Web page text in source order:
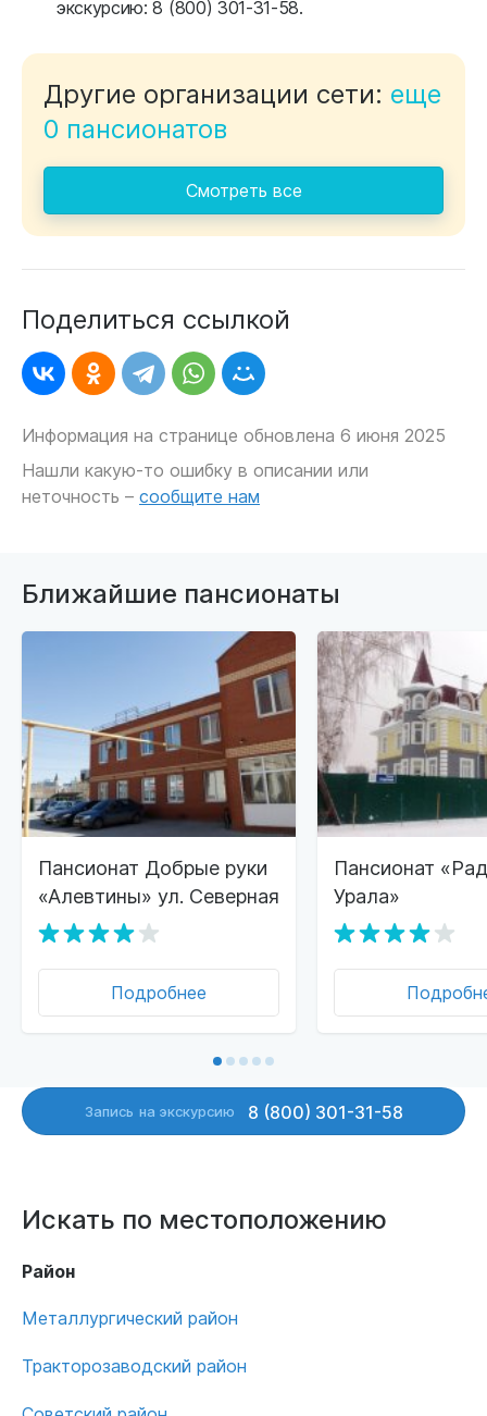
экскурсию: 8 (800) 301-31-58.
Другие организации сети: еще
0 пансионатов
Смотреть все
Поделиться ссылкой
Информация на странице обновлена 6 июня 2025
Нашли какую-то ошибку в описании или
неточность – сообщите нам
Ближайшие пансионаты
Пансионат Добрые руки
«Алевтины» ул. Северная
Подробнее
Пансионат
Урала»
Запись на экскурсию 8 (800) 301-31-58
Искать по местоположению
Район
Металлургический район
Тракторозаводский район